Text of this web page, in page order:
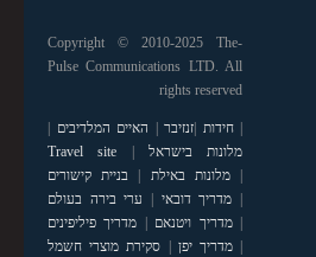
Copyright © 2010-2025 The-
Pulse Communications LTD. All
rights reserved
|חידות זנזיבר האיים המלדיבים
מלונות בישראל
Travel site
|מלונות באילת
בניית קישורים
מדריך דובאי
ערי בירה בעולם
|מדריך ויטנאם
מדריך פיליפינים
|מדריך יפן
סקירת מוצרי חשמל